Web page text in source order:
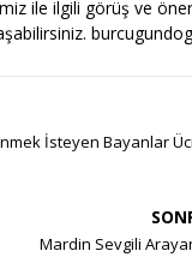
ile ilgili görüş ve
İsteyen Bayanlar
Mardin Sevgili